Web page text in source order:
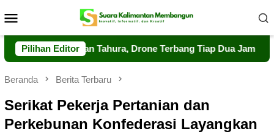
ke
Mobile
Pilihan Editor
Tahura, Drone Terbang Tiap Dua Jam
Beranda Berita Terbaru
Serikat Pekerja Pertanian dan
Perkebunan Konfederasi Layangkan